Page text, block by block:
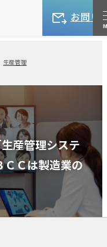
お問い
生産管理
産管理システ
Ｃは製造業の